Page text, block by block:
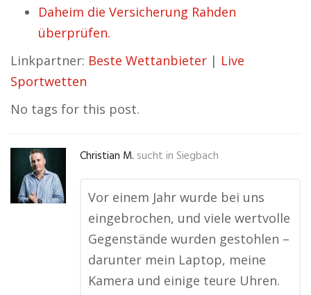
Daheim die Versicherung Rahden
überprüfen.
Linkpartner: Beste Wettanbieter | Live
Sportwetten
No tags for this post.
Christian M. sucht in Siegbach
Vor einem Jahr wurde bei uns
eingebrochen, und viele wertvolle
Gegenstände wurden gestohlen –
darunter mein Laptop, meine
Kamera und einige teure Uhren.